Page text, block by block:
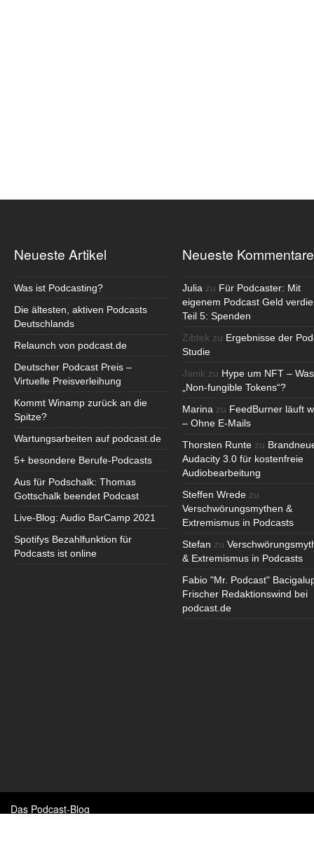
Neueste Artikel
Was ist Podcasting?
Die ältesten, aktiven Podcasts
Deutschlands
Relaunch von podcast.de
Deutscher Podcast Preis –
Virtuelle Preisverleihung
Kommt Winamp zurück an die
Spitze?
Wartungsarbeiten auf podcast.de
5+ besondere Berufe-Podcasts
Aus für Podschalk: Thomas
Gottschalk beendet Podcast
Live-Blog: Audio BarCamp 2021
Spotifys Bezahlfunktion für
Podcasts ist online
Neueste Kommentare
Julia zu Für Podcaster: Mit
eigenem Podcast Geld
Teil 5: Spenden
Zibtek zu Ergebnisse der
Studie
Janik zu Hype um NFT –
„Non-fungible Tokens“?
Marina zu FeedBurner läuft
– Ohne E-Mails
Thorsten Runte zu
Audacity 3.0 für kostenfreie
Audiobearbeitung
Steffen Wrede zu
Verschwörungsmythen &
Extremismus in Podcasts
Stefan zu
& Extremismus in Podcasts
Fabio "Mr. Podcast"
Frischer Redaktionswind bei
podcast.de
Das Podcast-Blog